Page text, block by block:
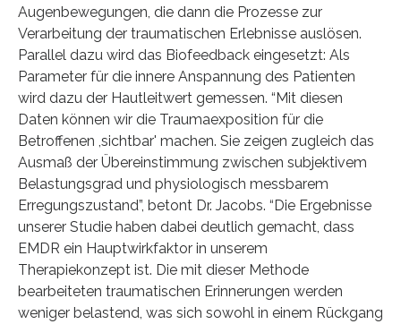
Augenbewegungen, die dann die Prozesse zur
Verarbeitung der traumatischen Erlebnisse auslösen.
Parallel dazu wird das Biofeedback eingesetzt: Als
Parameter für die innere Anspannung des Patienten
wird dazu der Hautleitwert gemessen. “Mit diesen
Daten können wir die Traumaexposition für die
Betroffenen ,sichtbar' machen. Sie zeigen zugleich das
Ausmaß der Übereinstimmung zwischen subjektivem
Belastungsgrad und physiologisch messbarem
Erregungszustand”, betont Dr. Jacobs. “Die Ergebnisse
unserer Studie haben dabei deutlich gemacht, dass
EMDR ein Hauptwirkfaktor in unserem
Therapiekonzept ist. Die mit dieser Methode
bearbeiteten traumatischen Erinnerungen werden
weniger belastend, was sich sowohl in einem Rückgang